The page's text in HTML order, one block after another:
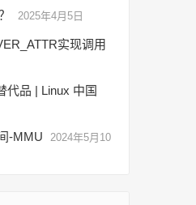
2025年4月5日
实现调用
代品 | Linux 中国
-MMU
2024年5月10